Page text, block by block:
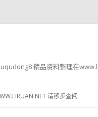
精品资料整理在
请移步查阅